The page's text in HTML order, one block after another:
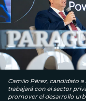
Camilo Pérez, candidato
trabajará con el sector
promover el desarrollo